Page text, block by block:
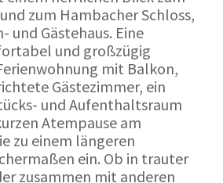
zum Hambacher Schloss,
und Gästehaus. Eine
und großzügig
mit Balkon,
Gästezimmer, ein
und Aufenthaltsraum
Atempause am
zu einem längeren
ein. Ob in trauter
zusammen mit anderen